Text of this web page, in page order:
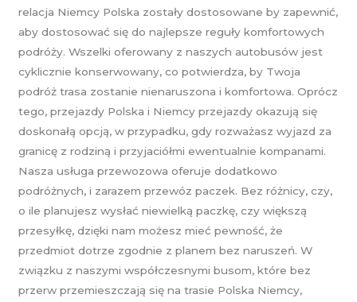
relacja Niemcy Polska zostały dostosowane by zapewnić,
aby dostosować się do najlepsze reguły komfortowych
podróży. Wszelki oferowany z naszych autobusów jest
cyklicznie konserwowany, co potwierdza, by Twoja
podróż trasa zostanie nienaruszona i komfortowa. Oprócz
tego, przejazdy Polska i Niemcy przejazdy okazują się
doskonałą opcją, w przypadku, gdy rozważasz wyjazd za
granicę z rodziną i przyjaciółmi ewentualnie kompanami.
Nasza usługa przewozowa oferuje dodatkowo
podróżnych, i zarazem przewóz paczek. Bez różnicy, czy,
o ile planujesz wysłać niewielką paczkę, czy większą
przesyłkę, dzięki nam możesz mieć pewność, że
przedmiot dotrze zgodnie z planem bez naruszeń. W
związku z naszymi współczesnymi busom, które bez
przerw przemieszczają się na trasie Polska Niemcy,